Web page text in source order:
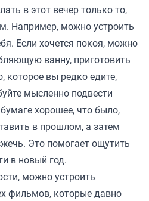
в этот вечер только то,
Например, можно устроить
Если хочется покоя, можно
ванну, приготовить
вы редко едите,
мысленно подвести
хорошее, что было,
в прошлом, а затем
Это помогает ощутить
в новый год.
можно устроить
фильмов, которые давно